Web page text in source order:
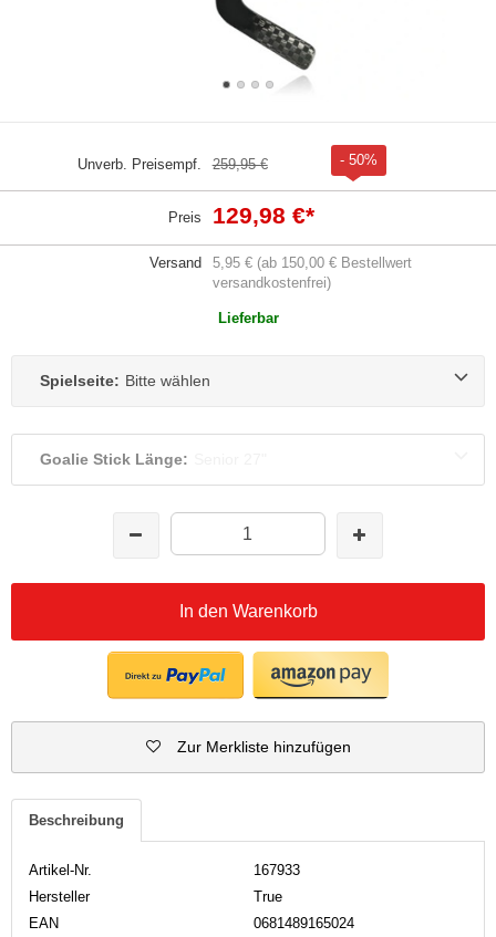
Unverb. Preisempf. 259,95 € - 50%
Preis 129,98 €*
Versand
5,95 € (ab 150,00 € Bestellwert
versandkostenfrei)
Lieferbar
Spielseite: Bitte wählen
Goalie Stick Länge:
In den Warenkorb
Zur Merkliste hinzufügen
Beschreibung
Artikel-Nr.
167933
Hersteller
True
EAN
0681489165024